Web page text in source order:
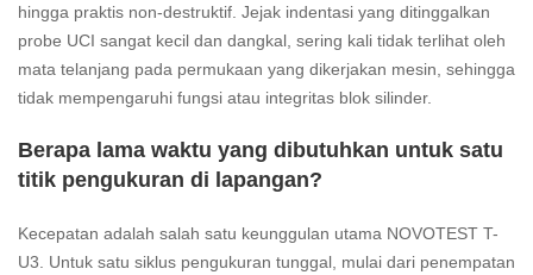
hingga praktis non-destruktif. Jejak indentasi yang ditinggalkan
probe UCI sangat kecil dan dangkal, sering kali tidak terlihat oleh
mata telanjang pada permukaan yang dikerjakan mesin, sehingga
tidak mempengaruhi fungsi atau integritas blok silinder.
Berapa lama waktu yang dibutuhkan untuk satu
titik pengukuran di lapangan?
Kecepatan adalah salah satu keunggulan utama NOVOTEST T-
U3. Untuk satu siklus pengukuran tunggal, mulai dari penempatan